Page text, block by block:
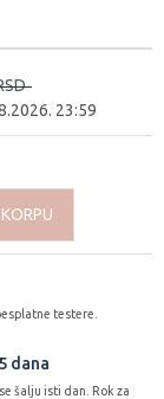
23:59
testere.
dana
šalju isti dan. Rok za